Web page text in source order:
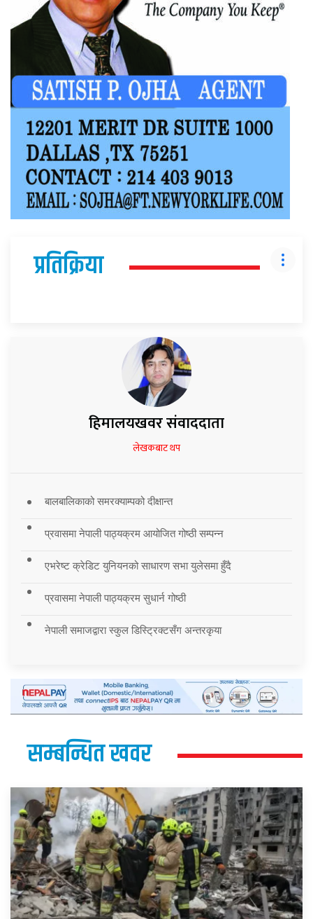
प्रतिक्रिया
हिमालयखवर संवाददाता
लेखकबाट थप
बालबालिकाको समरक्याम्पको दीक्षान्त
प्रवासमा नेपाली पाठ्यक्रम आयोजित गोष्ठी सम्पन्न
एभरेष्ट क्रेडिट युनियनको साधारण सभा युलेसमा हुँदै
प्रवासमा नेपाली पाठ्यक्रम सुधार्न गोष्ठी
नेपाली समाजद्वारा स्कुल डिस्ट्रिक्टसँग अन्तरकृया
सम्बन्धित खवर